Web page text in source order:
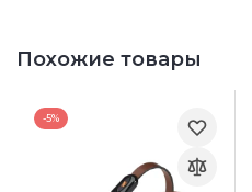
Похожие товары
-5%